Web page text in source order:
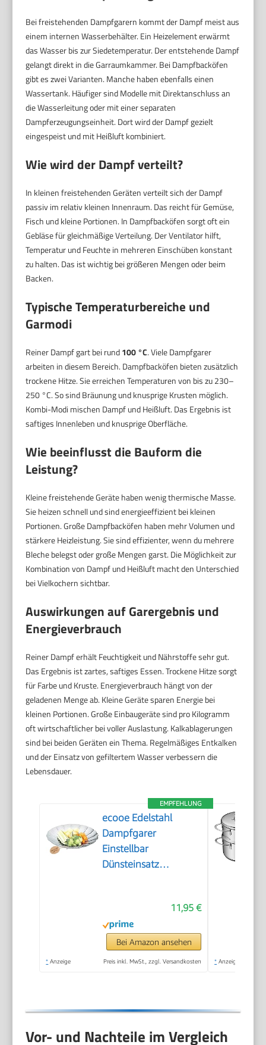
Bei freistehenden Dampfgarern kommt der Dampf meist aus
einem internen Wasserbehälter. Ein Heizelement erwärmt
das Wasser bis zur Siedetemperatur. Der entstehende Dampf
gelangt direkt in die Garraumkammer. Bei Dampfbacköfen
gibt es zwei Varianten. Manche haben ebenfalls einen
Wassertank. Häufiger sind Modelle mit Direktanschluss an
die Wasserleitung oder mit einer separaten
Dampferzeugungseinheit. Dort wird der Dampf gezielt
eingespeist und mit Heißluft kombiniert.
Wie wird der Dampf verteilt?
In kleinen freistehenden Geräten verteilt sich der Dampf
passiv im relativ kleinen Innenraum. Das reicht für Gemüse,
Fisch und kleine Portionen. In Dampfbacköfen sorgt oft ein
Gebläse für gleichmäßige Verteilung. Der Ventilator hilft,
Temperatur und Feuchte in mehreren Einschüben konstant
zu halten. Das ist wichtig bei größeren Mengen oder beim
Backen.
Typische Temperaturbereiche und
Garmodi
Reiner Dampf gart bei rund100 °C. Viele Dampfgarer
arbeiten in diesem Bereich. Dampfbacköfen bieten zusätzlich
trockene Hitze. Sie erreichen Temperaturen von bis zu 230–
250 °C. So sind Bräunung und knusprige Krusten möglich.
Kombi-Modi mischen Dampf und Heißluft. Das Ergebnis ist
saftiges Innenleben und knusprige Oberfläche.
Wie beeinflusst die Bauform die
Leistung?
Kleine freistehende Geräte haben wenig thermische Masse.
Sie heizen schnell und sind energieeffizient bei kleinen
Portionen. Große Dampfbacköfen haben mehr Volumen und
stärkere Heizleistung. Sie sind effizienter, wenn du mehrere
Bleche belegst oder große Mengen garst. Die Möglichkeit zur
Kombination von Dampf und Heißluft macht den Unterschied
bei Vielkochern sichtbar.
Auswirkungen auf Garergebnis und
Energieverbrauch
Reiner Dampf erhält Feuchtigkeit und Nährstoffe sehr gut.
Das Ergebnis ist zartes, saftiges Essen. Trockene Hitze sorgt
für Farbe und Kruste. Energieverbrauch hängt von der
geladenen Menge ab. Kleine Geräte sparen Energie bei
kleinen Portionen. Große Einbaugeräte sind pro Kilogramm
oft wirtschaftlicher bei voller Auslastung. Kalkablagerungen
sind bei beiden Geräten ein Thema. Regelmäßiges Entkalken
und der Einsatz von gefiltertem Wasser verbessern die
Lebensdauer.
EMPFEHLUNG
ecooe Edelstahl
Dampfgarer
Einstellbar
Dünsteinsatz
11,95 €
Bei Amazon ansehen
* Anzeige Preis inkl. MwSt., zzgl. Versandkosten * Anzeige
Vor- und Nachteile im Vergleich